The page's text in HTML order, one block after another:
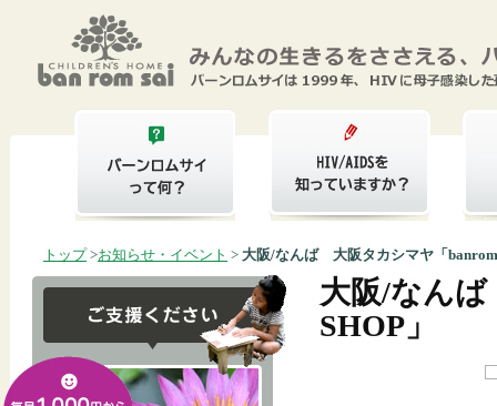
トップ>お知らせ・イベント > 大阪/なんば 大阪タカシマヤ「
大阪/なん
SHOP」